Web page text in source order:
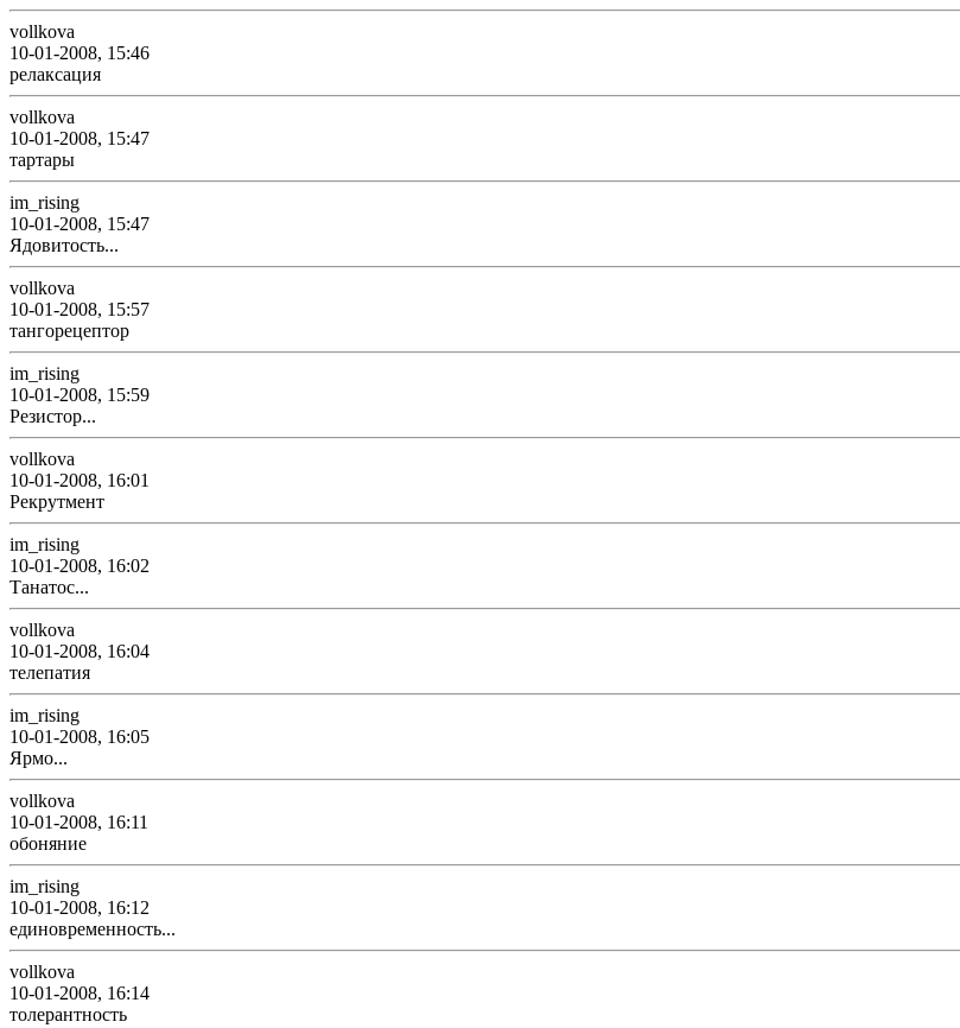
vollkova
10-01-2008, 15:46
релаксация
vollkova
10-01-2008, 15:47
тартары
im_rising
10-01-2008, 15:47
Ядовитость...
vollkova
10-01-2008, 15:57
тангорецептор
im_rising
10-01-2008, 15:59
Резистор...
vollkova
10-01-2008, 16:01
Рекрутмент
im_rising
10-01-2008, 16:02
Танатос...
vollkova
10-01-2008, 16:04
телепатия
im_rising
10-01-2008, 16:05
Ярмо...
vollkova
10-01-2008, 16:11
обоняние
im_rising
10-01-2008, 16:12
единовременность...
vollkova
10-01-2008, 16:14
толерантность